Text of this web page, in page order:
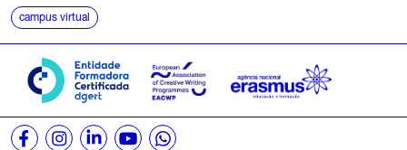
2
6
campus virtual